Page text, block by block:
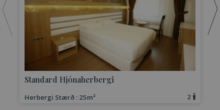
Standard Hjónaherbergi
Herbergi Stærð : 25m² 2